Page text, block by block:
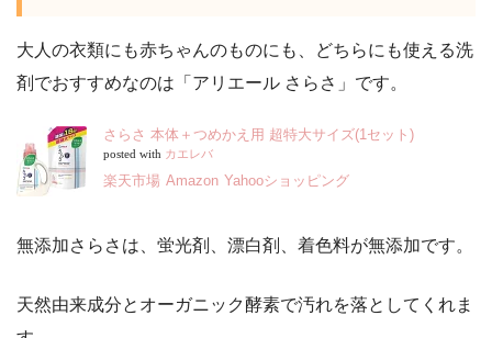
大人の衣類にも赤ちゃんのものにも、どちらにも使える洗
剤でおすすめなのは 「アリエール さらさ」 です。
さらさ 本体＋つめかえ用 超特大サイズ(1セット)
posted with カエレバ
楽天市場 Amazon Yahooショッピング
無添加さらさは、蛍光剤、漂白剤、着色料が無添加です。
天然由来成分とオーガニック酵素で汚れを落としてくれま